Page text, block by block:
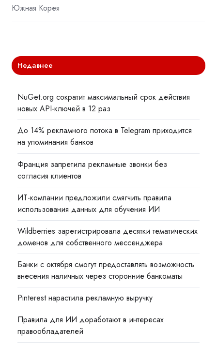
Южная Корея
Недавнее
NuGet.org сократит максимальный срок действия
новых API-ключей в 12 раз
До 14% рекламного потока в Telegram приходится
на упоминания банков
Франция запретила рекламные звонки без
согласия клиентов
ИТ-компании предложили смягчить правила
использования данных для обучения ИИ
Wildberries зарегистрировала десятки тематических
доменов для собственного мессенджера
Банки с октября смогут предоставлять возможность
внесения наличных через сторонние банкоматы
Pinterest нарастила рекламную выручку
Правила для ИИ доработают в интересах
правообладателей